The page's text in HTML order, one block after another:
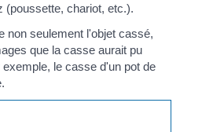
(poussette, chariot, etc.).
non seulement l'objet cassé,
que la casse aurait pu
le casse d'un pot de